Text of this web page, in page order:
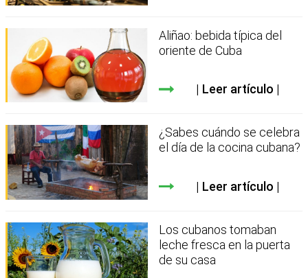
Aliñao: bebida típica del
oriente de Cuba
Leer artículo
¿Sabes cuándo se celebra
el día de la cocina cubana?
Leer artículo
Los cubanos tomaban
leche fresca en la puerta
de su casa